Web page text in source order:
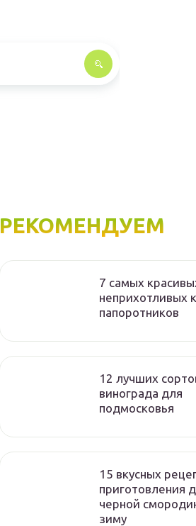
РЕКОМЕНДУЕМ
7 самых
неприхотливых
папоротников
12 лучших
винограда для
подмосковья
15 вкусных
приготовления
черной
зиму